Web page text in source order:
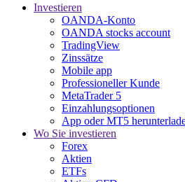
Investieren
OANDA-Konto
OANDA stocks account
TradingView
Zinssätze
Mobile app
Professioneller Kunde
MetaTrader 5
Einzahlungsoptionen
App oder MT5
Wo Sie investieren
Forex
Aktien
ETFs